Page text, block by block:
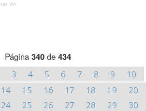
Página 340de 434
3 4 5 6 7 8 9
10
14 15 16 17 18 19
20
24 25 26 27 28 29
30